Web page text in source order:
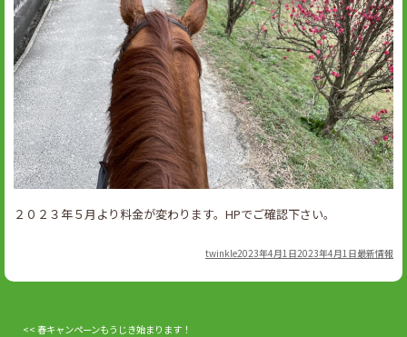
２０２３年５月より料金が変わります。HPでご確認下さい。
Author
twinklePosted
2023年4月1日2023年4月1日Categories
最新情報
春キャンペーンもうじき始まります！